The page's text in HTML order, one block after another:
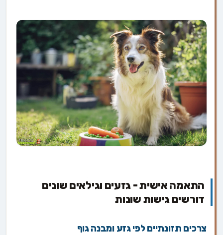
התאמה אישית - גזעים וגילאים שונים
דורשים גישות שונות
צרכים תזונתיים לפי גזע ומבנה גוף